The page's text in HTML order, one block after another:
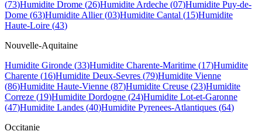
(73)Humidite Drome (26)Humidite Ardeche (07)Humidite Puy-de-
Dome (63)Humidite Allier(03)Humidite Cantal (15)Humidite
Haute-Loire (43)
Nouvelle-Aquitaine
Humidite Gironde (33)Humidite Charente-Maritime (17)Humidite
Charente (16)Humidite Deux-Sevres (79)Humidite Vienne
(86)Humidite Haute-Vienne (87)Humidite Creuse (23)Humidite
Correze (19)Humidite Dordogne (24)Humidite Lot-et-Garonne
(47)Humidite Landes (40)Humidite Pyrenees-Atlantiques (64)
Occitanie